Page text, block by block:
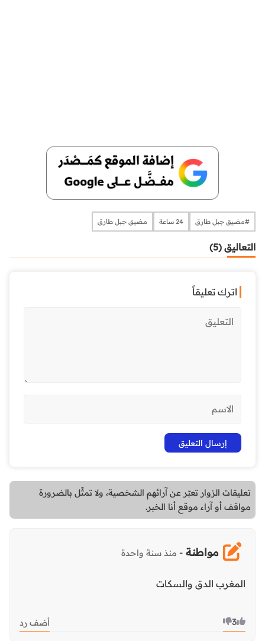
​​​​​​​#مضيق جبل طارق 24 ساعة مضيق جبل طارق
التعاليق (5)
اترك تعليقاً
تعليقات الزوار تعبّر عن آرائهم الشخصية، ولا تمثّل بالضرورة
مواقف أو آراء موقع أنا الخبر.
مواطنة - منذ سنة واحدة
المغرب الدق والسكات
3 أضف رد